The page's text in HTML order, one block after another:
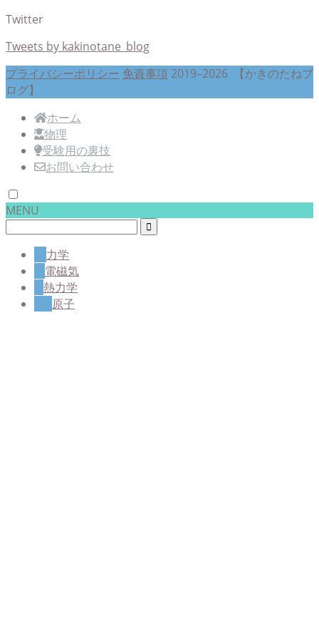
Twitter
Tweets by kakinotane_blog
プライバシーポリシー 免責事項 2019–2026 【かきのたねブ
ログ】
ホーム
物理
受験用の裏技
お問い合わせ
MENU
力学
電磁気
熱力学
原子